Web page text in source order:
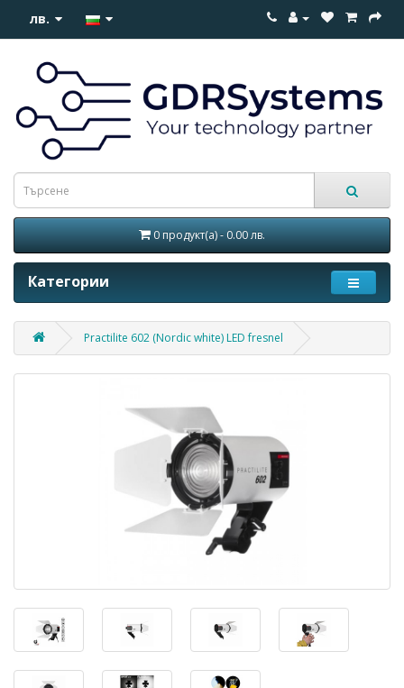
лв.
0 продукт(а) - 0.00 лв.
Категории
Practilite 602 (Nordic white) LED fresnel